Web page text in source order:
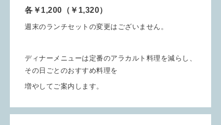
各￥1,200（￥1,320）
週末のランチセットの変更はございません。
ディナーメニューは定番のアラカルト料理を減らし、
その日ごとのおすすめ料理を
増やしてご案内します。